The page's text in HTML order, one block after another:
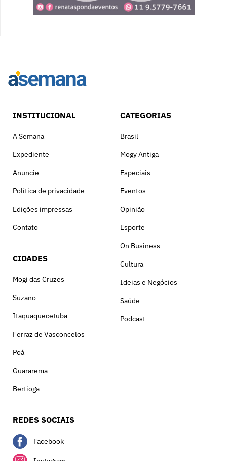
INSTITUCIONAL
A Semana
Expediente
Anuncie
Política de privacidade
Edições impressas
Contato
CIDADES
Mogi das Cruzes
Suzano
Itaquaquecetuba
Ferraz de Vasconcelos
Poá
Guararema
Bertioga
CATEGORIAS
Brasil
Mogy Antiga
Especiais
Eventos
Opinião
Esporte
On Business
Cultura
Ideias e Negócios
Saúde
Podcast
REDES SOCIAIS
Facebook